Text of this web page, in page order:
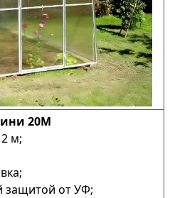
20М
м;
защитой от УФ;